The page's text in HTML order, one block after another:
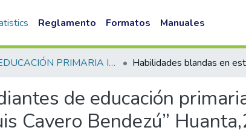
Reglamento Formatos Manuales
EDUCACIÓN PRIMARIA INTERCULTURAL BILINGUE FID
de educación
Cavero Bendezú”